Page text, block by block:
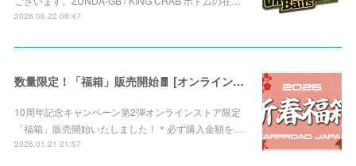
2026.06.22 08:47
数量限定！「福箱」販売開始🧧 [オンライン限定]
10周年記念キャンペーン第2弾オンラインストア限定
「福箱」販売開始いたしました！＊必ず購入金額を…
2026.01.21 21:57